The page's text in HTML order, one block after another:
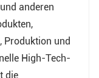
anderen
Produktion und
High-Tech-
die